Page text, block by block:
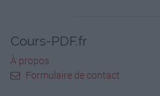
Cours-PDF.fr
À propos
Formulaire de contact